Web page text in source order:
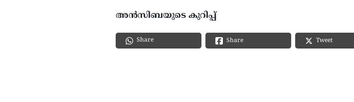
അൻസിബയുടെ കുറിപ്പ്
Share Share Tweet